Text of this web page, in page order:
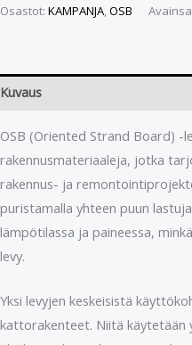
Osastot: KAMPANJA,OSB
Kuvaus
OSB (Oriented Strand Board) -
rakennusmateriaaleja, jotka
rakennus- ja
puristamalla yhteen puun
lämpötilassa ja paineessa,
levy.
Yksi levyjen keskeisistä
kattorakenteet. Niitä käytetään